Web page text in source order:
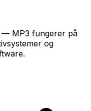
MP3 fungerer på
og